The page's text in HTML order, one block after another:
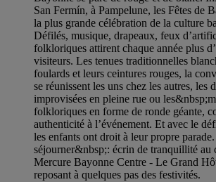
San Fermín, à Pampelune, les Fêtes de
la plus grande célébration de la culture
Défilés, musique, drapeaux, feux
folkloriques attirent chaque année plus
visiteurs. Les tenues traditionnelles
foulards et leurs ceintures rouges, la
se réunissent les uns chez les autres, les
improvisées en pleine rue ou
folkloriques en forme de ronde géante,
authenticité à l’événement. Et avec le
les enfants ont droit à leur propre
séjourner&nbsp;: écrin de tranquillité
Mercure Bayonne Centre - Le Grand
reposant à quelques pas des festivités.